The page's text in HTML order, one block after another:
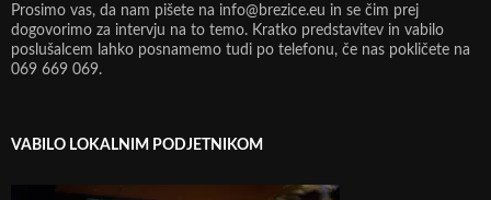
Prosimo vas, da nam pišete na info@brezice.eu in se čim prej
dogovorimo za intervju na to temo. Kratko predstavitev in vabilo
poslušalcem lahko posnamemo tudi po telefonu, če nas pokličete na
069 669 069.
VABILO LOKALNIM PODJETNIKOM